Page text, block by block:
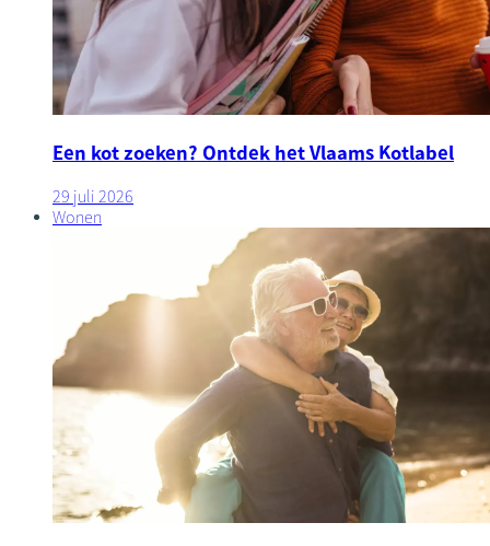
Een kot zoeken? Ontdek het Vlaams Kotlabel
29 juli 2026
Wonen